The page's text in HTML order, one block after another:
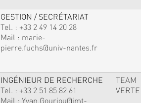
GESTION / SECRÉTARIAT
Tel. : +33 2 49 14 20 28
Mail : marie-
pierre.fuchs@univ-nantes.fr
INGÉNIEUR DE RECHERCHE
Tel. : +33 2 51 85 82 61
Mail : Yvan.Gouriou@imt-
TEAM
VERTE